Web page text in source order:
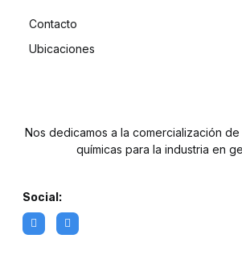
Contacto
Ubicaciones
Nos dedicamos a la comercialización
químicas para la industria en
Social: